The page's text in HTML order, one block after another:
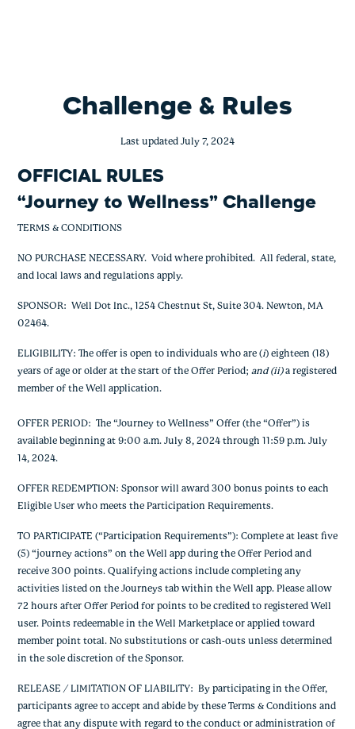
Challenge & Rules
Last updated July 7, 2024
OFFICIAL RULES
“Journey to Wellness” Challenge
TERMS & CONDITIONS
NO PURCHASE NECESSARY. Void where prohibited. All federal, state,
and local laws and regulations apply.
SPONSOR: Well Dot Inc., 1254 Chestnut St, Suite 304. Newton, MA
02464.
ELIGIBILITY: The offer is open to individuals whoare (i) eighteen (18)
years of age or older at the start of the Offer Period; and (ii)a registered
member of the Well application.
OFFER PERIOD: The “Journey to Wellness” Offer (the “Offer”) is
available beginning at 9:00 a.m. July 8, 2024 through 11:59 p.m. July
14, 2024.
OFFER REDEMPTION: Sponsor will award 300 bonus points to each
Eligible User who meets the Participation Requirements.
TO PARTICIPATE (“Participation Requirements”): Complete at least five
(5) “journey actions” on the Well app during the Offer Period and
receive 300 points. Qualifying actions include completing any
activities listed on the Journeys tab within the Well app. Please allow
72 hours after Offer Period for points to be credited to registered Well
user. Points redeemable in the Well Marketplace or applied toward
member point total. No substitutions or cash-outs unless determined
in the sole discretion of the Sponsor.
RELEASE / LIMITATION OF LIABILITY: By participating in the Offer,
participants agree to accept and abide by these Terms & Conditions and
agree that any dispute with regard to the conduct or administration of